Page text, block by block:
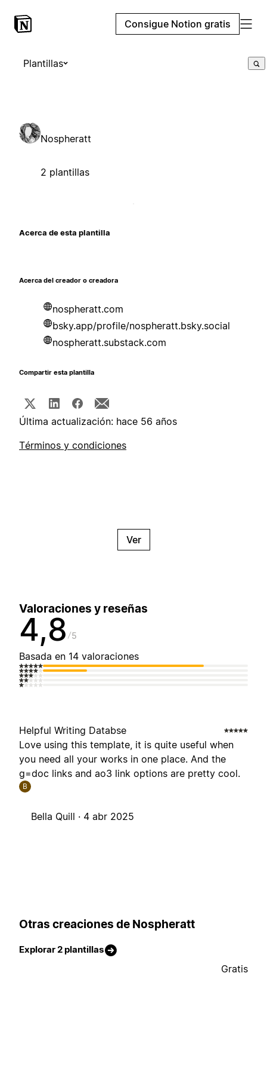
Consigue Notion gratis
Plantillas
Nospheratt
2 plantillas
Acerca de esta plantilla
Acerca del creador o creadora
nospheratt.com
bsky.app/profile/nospheratt.bsky.social
nospheratt.substack.com
Compartir esta plantilla
Última actualización: hace 56 años
Términos y condiciones
Ver
Valoraciones y reseñas
4,8 5
Basada en 14 valoraciones
Helpful Writing Databse
Love using this template, it is quite useful when
you need all your works in one place. And the
g=doc links and ao3 link options are pretty cool.
B
Bella Quill · 4 abr 2025
Otras creaciones de Nospheratt
Explorar 2 plantillas
Gratis